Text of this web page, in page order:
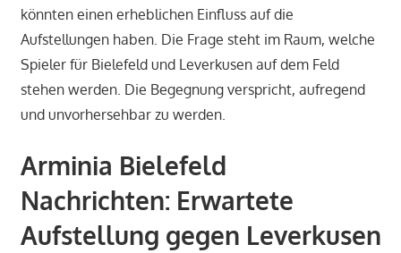
könnten einen erheblichen Einfluss auf die
Aufstellungen haben. Die Frage steht im Raum, welche
Spieler für Bielefeld und Leverkusen auf dem Feld
stehen werden. Die Begegnung verspricht, aufregend
und unvorhersehbar zu werden.
Arminia Bielefeld
Nachrichten: Erwartete
Aufstellung gegen Leverkusen